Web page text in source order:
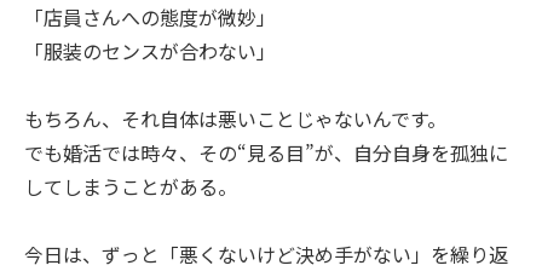
「店員さんへの態度が微妙」
「服装のセンスが合わない」
もちろん、それ自体は悪いことじゃないんです。
でも婚活では時々、その“見る目”が、自分自身を孤独に
してしまうことがある。
今日は、ずっと「悪くないけど決め手がない」を繰り返